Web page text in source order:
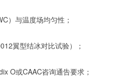
）与温度场均匀性；
翼型结冰对比试验）；
O或CAAC咨询通告要求；